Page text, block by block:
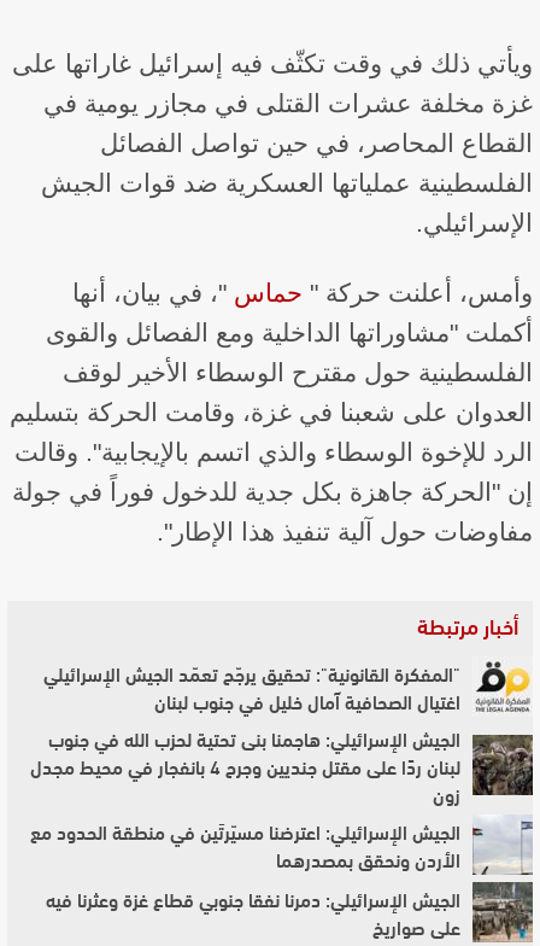
ويأتي ذلك في وقت تكثّف فيه إسرائيل غاراتها على
غزة مخلفة عشرات القتلى في مجازر يومية في
القطاع المحاصر، في حين تواصل الفصائل
الفلسطينية عملياتها العسكرية ضد قوات الجيش
الإسرائيلي.
وأمس، أعلنت حركة "​​ حماس ​​"، في بيان، أنها
أكملت "مشاوراتها الداخلية ومع الفصائل والقوى
الفلسطينية حول مقترح الوسطاء الأخير لوقف
العدوان على شعبنا في غزة، وقامت الحركة بتسليم
الرد للإخوة الوسطاء والذي اتسم بالإيجابية". وقالت
إن "الحركة جاهزة بكل جدية للدخول فوراً في جولة
مفاوضات حول آلية تنفيذ هذا الإطار".
أخبار مرتبطة
"المفكرة القانونية": تحقيق يرجّح تعمّد الجيش الإسرائيلي
اغتيال الصحافية آمال خليل في جنوب لبنان
الجيش الإسرائيلي: هاجمنا بنى تحتية لحزب الله في جنوب
لبنان ردًا على مقتل جنديين وجرح 4 بانفجار في محيط مجدل
زون
الجيش الإسرائيلي: اعترضنا مسيّرتَين في منطقة الحدود مع
الأردن ونحقق بمصدرهما
الجيش الإسرائيلي: دمرنا نفقا جنوبي قطاع غزة وعثرنا فيه
على صواريخ